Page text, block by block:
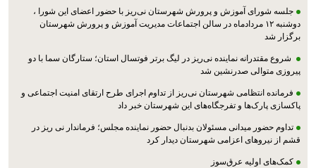
جلسه شورای آموزش و پرورش شهرستان نی‌ریز با حضور اعضای این شورا ،
دوشنبه ۱۲ مردادماه در سالن اجتماعات مدیریت آموزش و پرورش شهرستان
برگزار شد
شروع مقتدرانه نماینده نی‌ریز در لیگ برتر فوتسال استان؛ ستارگان سما با دو
پیروزی متوالی صدرنشین شد
فرمانده انتظامی شهرستان نی‌ریز از تداوم اجرای طرح ارتقای امنیت اجتماعی و
پاکسازی پارک‌ها و تفرجگاه‌های این شهرستان خبر داد
تداوم حضور میدانی مسئولان بدنبال حضور نماینده مجلس؛ فرماندار نی ریز در
قشم از نیروهای اعزامی شهرستان دیدار کرد
کمک‌های اولیه عرق‌سوز